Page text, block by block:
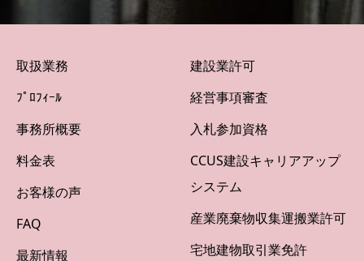
取扱業務
ﾌﾟﾛﾌｨｰﾙ
事務所概要
料金表
お客様の声
FAQ
最新情報
建設業許可
経営事項審査
入札参加資格
CCUS建設キャリアアップ
システム
産業廃棄物収集運搬業許可
宅地建物取引業免許